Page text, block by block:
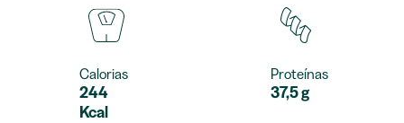
Calorias
244
Kcal
Proteínas
37,5 g